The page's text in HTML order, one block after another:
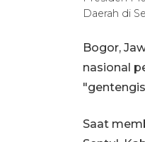
Daerah di
Bogor,
nasional
Saat